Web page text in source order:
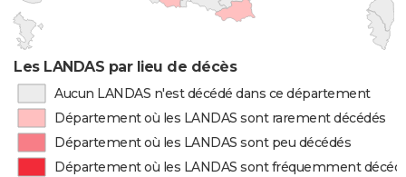
Les LANDAS par lieu de décès
Aucun LANDAS n'est décédé dans ce département
Département où les LANDAS sont rarement décédés
Département où les LANDAS sont peu décédés
Département où les LANDAS sont fréquemment